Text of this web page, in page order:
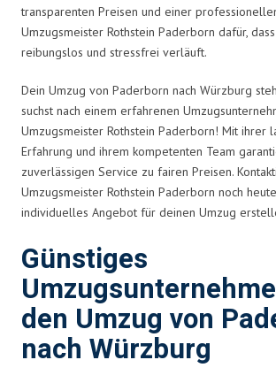
transparenten Preisen und einer
Umzugsmeister Rothstein Paderborn dafür,
reibungslos und stressfrei verläuft.
Dein Umzug von Paderborn nach Würzburg
suchst nach einem erfahrenen
Umzugsmeister Rothstein Paderborn! Mit ihrer
Erfahrung und ihrem kompetenten Team
zuverlässigen Service zu fairen Preisen.
Umzugsmeister Rothstein Paderborn noch
individuelles Angebot für deinen Umzug
Günstiges
den Umzug von
nach Würzburg